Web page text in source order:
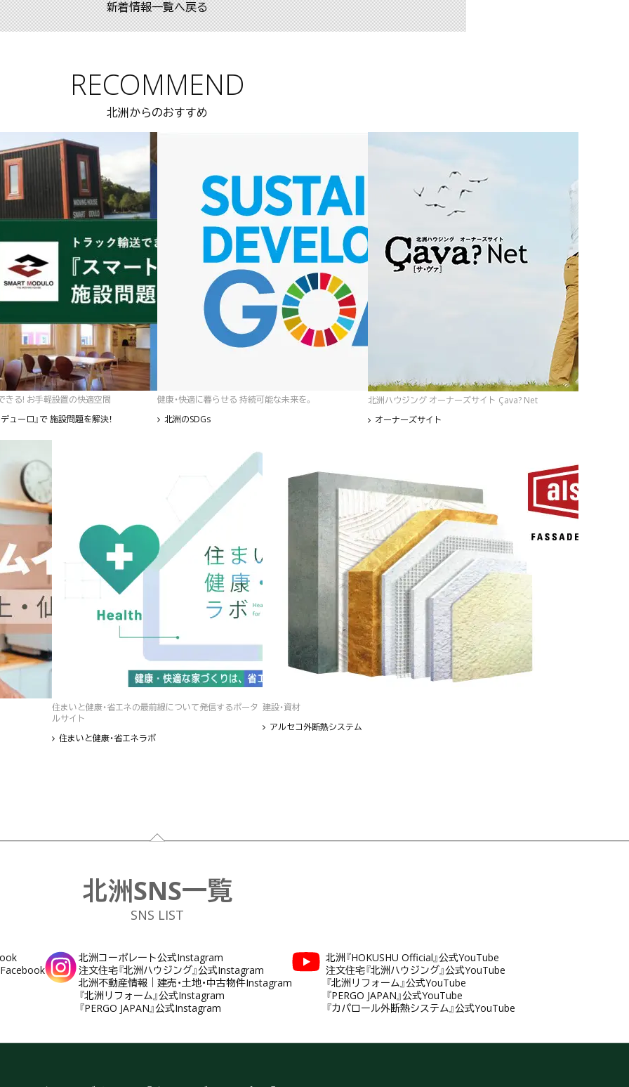
新着情報一覧へ戻る
RECOMMEND
北洲からのおすすめ
きる! お手軽設置の快適空間
ューロ』で 施設問題を解決！
健康・快適に暮らせる 持続可能な未来を。
北洲のSDGs
北洲ハウジング オーナーズサイト Çava? Net
オーナーズサイト
住まいと健康・省エネの最前線について発信するポータ
ルサイト
住まいと健康・省エネラボ
建設・資材
アルセコ外断熱システム
北洲SNS一覧
SNS LIST
Facebook
北洲コーポレート公式Instagram
注文住宅『北洲ハウジング』公式Instagram
北洲不動産情報｜建売・土地・中古物件Instagram
『北洲リフォーム』公式Instagram
『PERGO JAPAN』公式Instagram
北洲『HOKUSHU Official』公式YouTube
注文住宅『北洲ハウジング』公式YouTube
『北洲リフォーム』公式YouTube
『PERGO JAPAN』公式YouTube
『カパロール外断熱システム』公式YouTube